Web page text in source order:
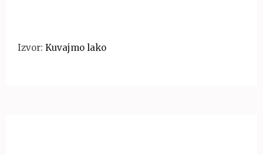
Izvor: Kuvajmo lako